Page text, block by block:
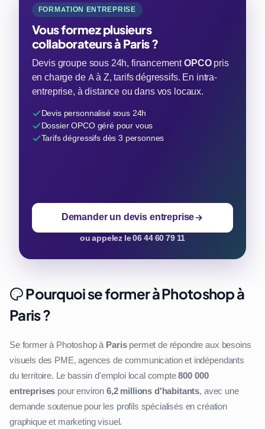
FORMATION ENTREPRISE
Vous formez plusieurs
collaborateurs à Paris ?
Devis groupe sous 24h, financementOPCOpris
en charge de A à Z, tarifs dégressifs. En intra-
entreprise, à distance ou dans vos locaux.
Devis personnalisé sous 24h
Dossier OPCO géré pour vous
Tarifs dégressifs dès 3 personnes
Demander un devis entreprise
ou appelez le 06 44 60 79 11
Pourquoi se former à Photoshop à
Paris ?
Se former à Photoshop à Parispermet de répondre aux besoins
visuels des PME, agences de communication et indépendants
du territoire. Le bassin d'emploi local compte800 000
entreprises pour environ6,2 millions d'habitants, avec une
demande soutenue pour les profils spécialisés en création
graphique et marketing visuel.